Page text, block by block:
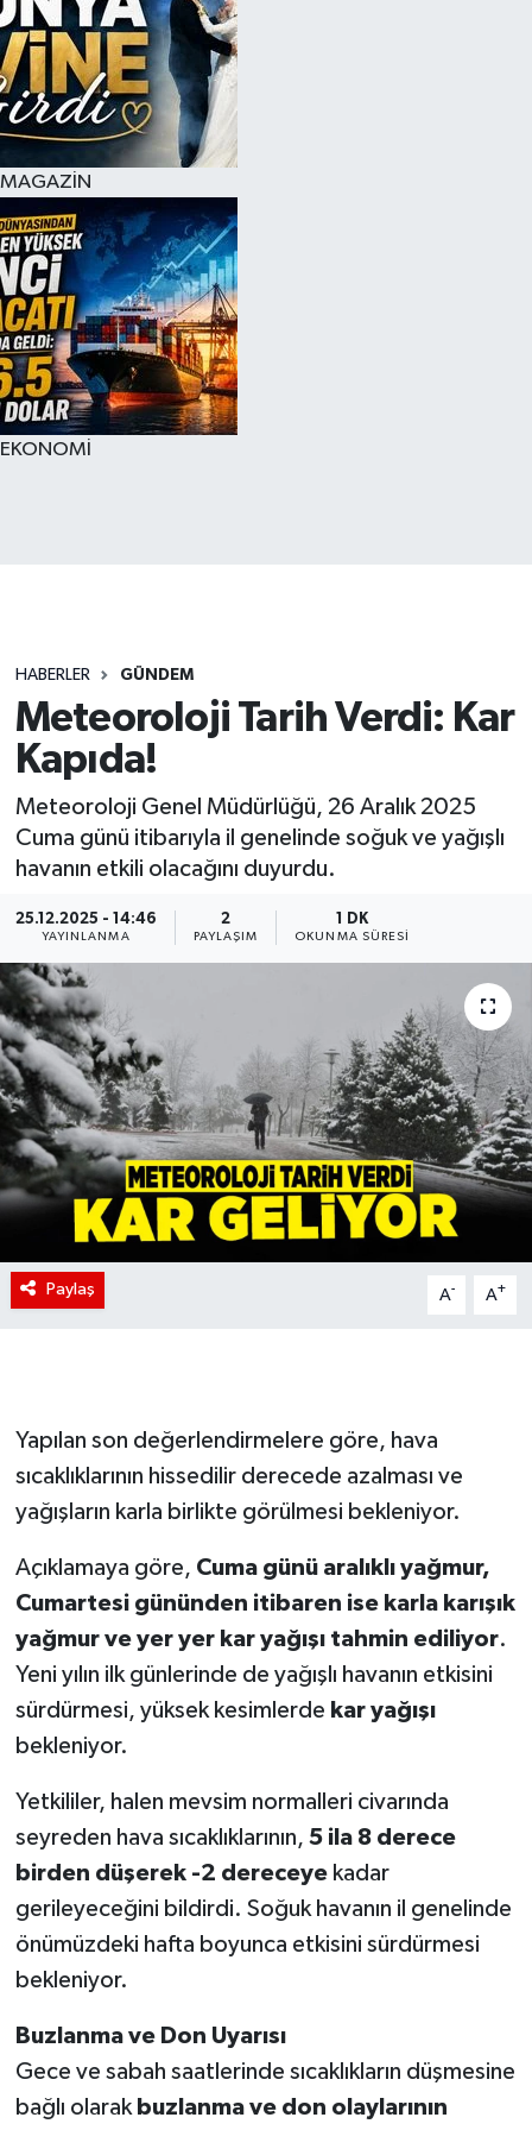
MAGAZİN
EKONOMİ
HABERLER GÜNDEM
Meteoroloji Tarih Verdi: Kar
Kapıda!
Meteoroloji Genel Müdürlüğü, 26 Aralık 2025
Cuma günü itibarıyla il genelinde soğuk ve yağışlı
havanın etkili olacağını duyurdu.
25.12.2025 - 14:46
YAYINLANMA
2
PAYLAŞIM
1 DK
OKUNMA SÜRESI
Paylaş A- A+
Yapılan son değerlendirmelere göre, hava
sıcaklıklarının hissedilir derecede azalması ve
yağışların karla birlikte görülmesi bekleniyor.
Açıklamaya göre, Cuma günü aralıklı yağmur,
Cumartesi gününden itibaren ise karla karışık
yağmur ve yer yer kar yağışı tahmin ediliyor.
Yeni yılın ilk günlerinde de yağışlı havanın etkisini
sürdürmesi, yüksek kesimlerde kar yağışı
bekleniyor.
Yetkililer, halen mevsim normalleri civarında
seyreden hava sıcaklıklarının, 5 ila 8 derece
birden düşerek -2 dereceye kadar
gerileyeceğini bildirdi. Soğuk havanın il genelinde
önümüzdeki hafta boyunca etkisini sürdürmesi
bekleniyor.
Buzlanma ve Don Uyarısı
Gece ve sabah saatlerinde sıcaklıkların düşmesine
bağlı olarak buzlanma ve don olaylarının